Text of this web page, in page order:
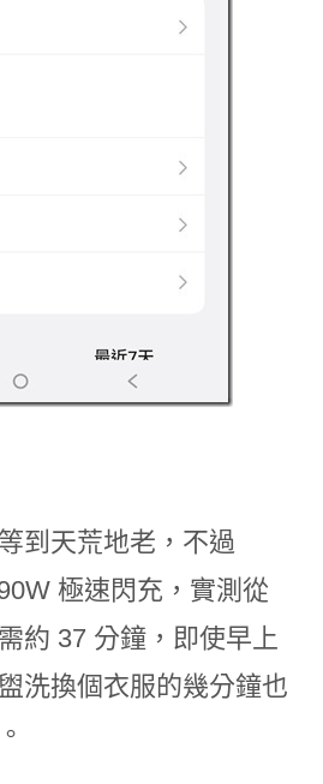
到天荒地老，不過
極速閃充，實測從
約 37 分鐘，即使早上
洗換個衣服的幾分鐘也